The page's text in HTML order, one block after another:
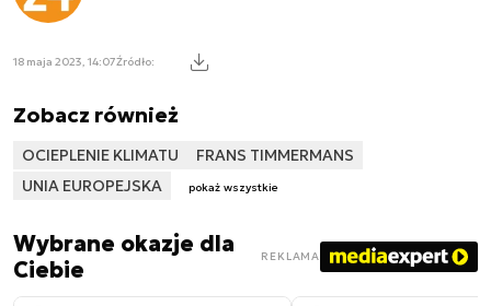
18 maja 2023, 14:07Źródło:
Zobacz również
OCIEPLENIE KLIMATU
FRANS TIMMERMANS
UNIA EUROPEJSKA
pokaż wszystkie
Wybrane okazje dla
Ciebie
REKLAMA